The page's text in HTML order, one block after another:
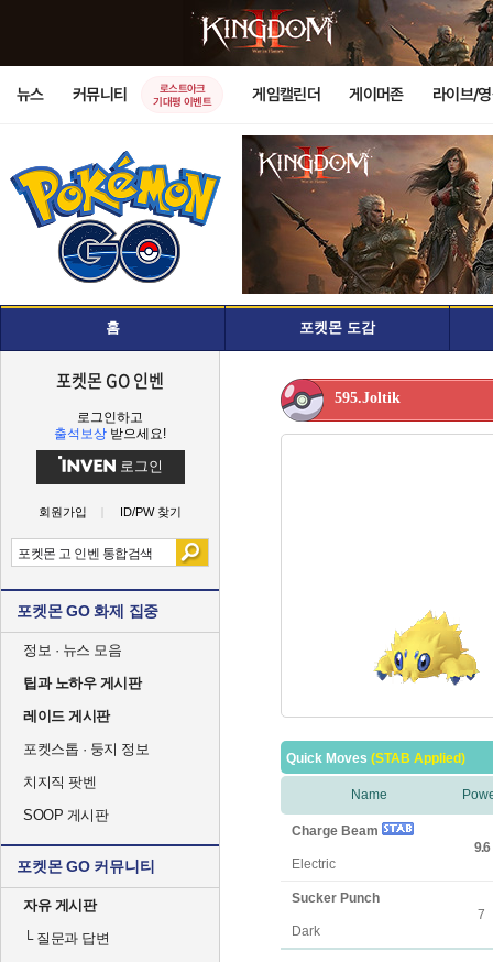
뉴스 커뮤니티
로스트아크
기대평 이벤트
게임캘린더 게이머존 라이브/
홈 포켓몬 도감
포켓몬 GO 인벤
로그인하고
출석보상 받으세요!
로그인
회원가입 ID/PW 찾기
포켓몬 GO 화제 집중
정보 · 뉴스 모음
팁과 노하우 게시판
레이드 게시판
포켓스톱 · 둥지 정보
치지직 팟벤
SOOP 게시판
포켓몬 GO 커뮤니티
자유 게시판
└질문과 답변
595.Joltik
Quick Moves (STAB Applied)
Name
Charge Beam
Electric
9.6
Sucker Punch
Dark
7